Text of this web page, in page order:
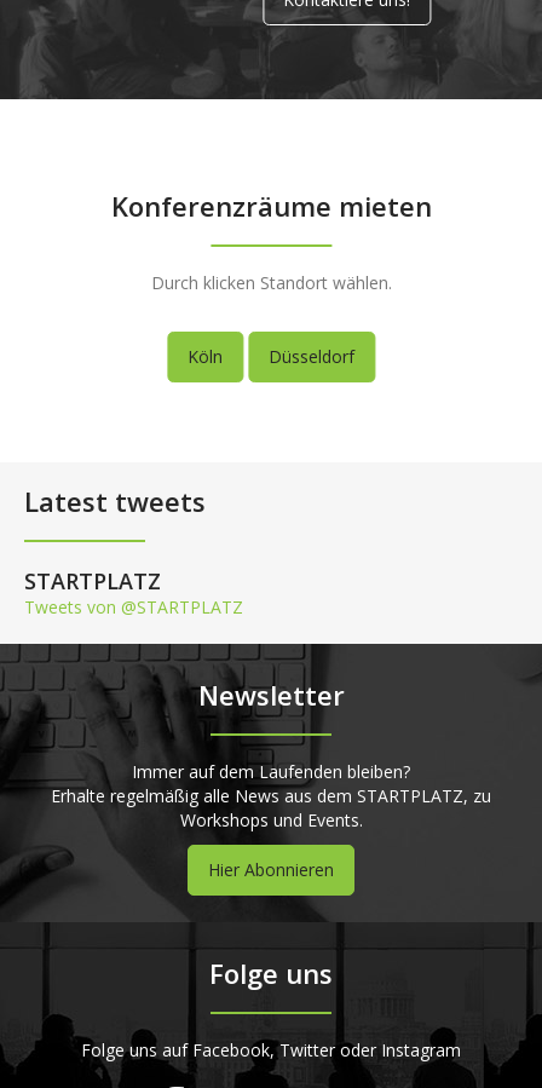
Konferenzräume mieten
Durch klicken Standort wählen.
Köln Düsseldorf
Latest tweets
STARTPLATZ
Tweets von @STARTPLATZ
Newsletter
Immer auf dem Laufenden bleiben?
Erhalte regelmäßig alle News aus dem STARTPLATZ, zu
Workshops und Events.
Hier Abonnieren
Folge uns
Folge uns auf Facebook, Twitter oder Instagram